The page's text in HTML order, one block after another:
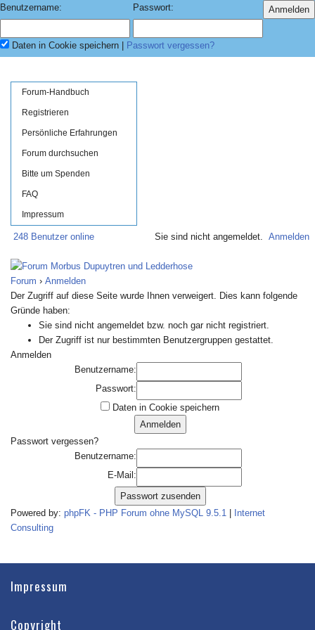
Benutzername: Passwort:
Daten in Cookie speichern Passwort vergessen?
Forum-Handbuch
Registrieren
Persönliche Erfahrungen
Forum durchsuchen
Bitte um Spenden
FAQ
Impressum
248 Benutzer online Sie sind nicht angemeldet. Anmelden
Forum › Anmelden
Der Zugriff auf diese Seite wurde Ihnen verweigert. Dies kann folgende
Gründe haben:
Sie sind nicht angemeldet bzw. noch gar nicht registriert.
Der Zugriff ist nur bestimmten Benutzergruppen gestattet.
Anmelden
Benutzername:
Passwort:
Daten in Cookie speichern
Passwort vergessen?
Benutzername:
E-Mail:
Powered by: phpFK - PHP Forum ohne MySQL 9.5.1
Internet
Consulting
Impressum
Copyright